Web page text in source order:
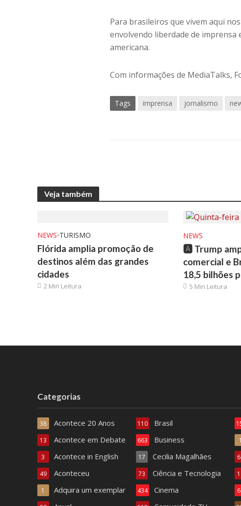
Para brasileiros que vivem aqui
envolvendo liberdade de
americana.
Com informações de MediaTalks,
Tags imprensa jornalismo
Veja também
NEWS•TURISMO
Flórida amplia promoção de
destinos além das grandes
cidades
2 Min Leitura
NEWS
🅰️ Trump
comercial e
18,5 bilhões
5 Min Leitura
Categorias
Acontece 20 Anos
38
Acontece em Debate
13
Acontece in English
3
Aconteceu
49
Adquira um exemplar
1
Brasil
110
Business
663
Cecilia Magalhães
17
Ciência e Tecnologia
73
Cinema
434
1